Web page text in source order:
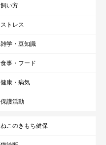
飼い方
ストレス
雑学・豆知識
食事・フード
健康・病気
保護活動
ねこのきもち健保